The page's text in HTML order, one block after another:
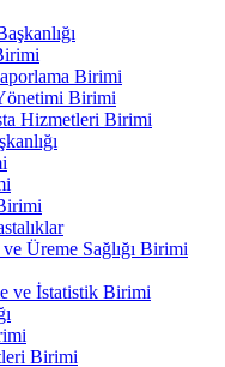
Birimi
Birimi
Hizmetleri Birimi
Üreme Sağlığı Birimi
ve İstatistik Birimi
Birimi